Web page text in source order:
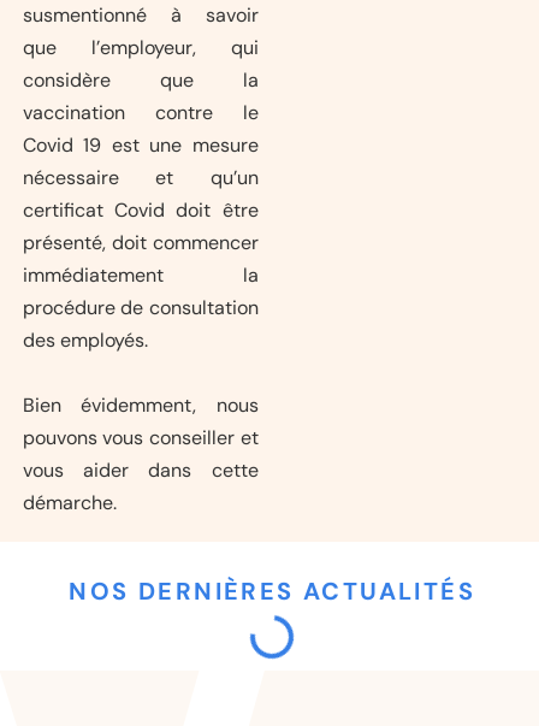
susmentionné à savoir
que l’employeur, qui
considère que la
vaccination contre le
Covid 19 est une mesure
nécessaire et qu’un
certificat Covid doit être
présenté, doit commencer
immédiatement la
procédure de consultation
des employés.
Bien évidemment, nous
pouvons vous conseiller et
vous aider dans cette
démarche.
NOS DERNIÈRES ACTUALITÉS